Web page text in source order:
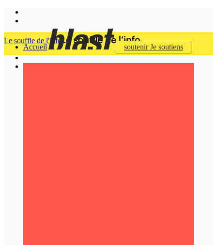
Accueil soutenirJe soutiens
Le souffle de l'info